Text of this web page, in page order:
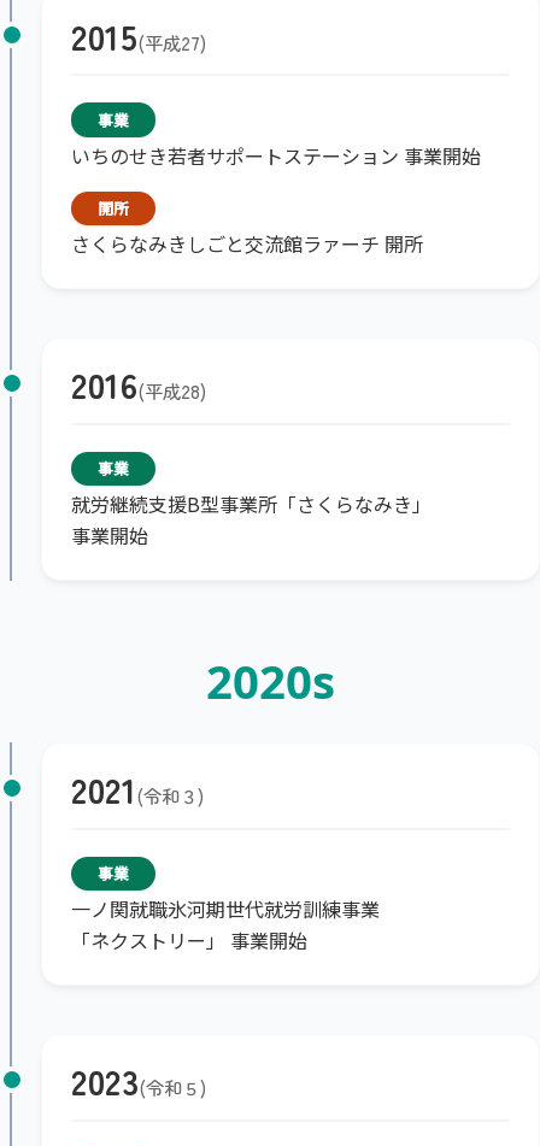
2015 平成27
事業
いちのせき若者サポートステーション 事業開始
開所
さくらなみきしごと交流館ラァーチ 開所
2016 平成28
事業
就労継続支援B型事業所「さくらなみき」
事業開始
2020s
2021 令和３
事業
一ノ関就職氷河期世代就労訓練事業
「ネクストリー」 事業開始
2023 令和５